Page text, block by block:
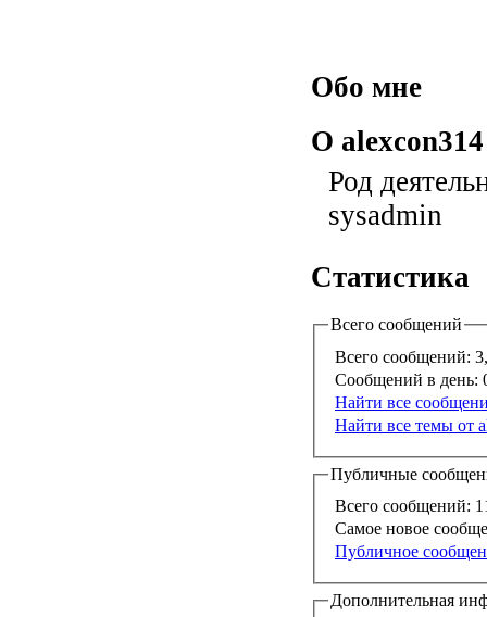
Обо мне
О alexcon314
Род
sysadmin
Статистика
Всего сообщений
Всего сообщений:
Сообщений в день:
Найти все
Найти все темы от
Публичные
Всего сообщений:
Самое новое
Публичное
Дополнительная